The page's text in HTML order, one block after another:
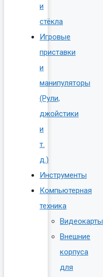
и
стёкла
Игровые
приставки
и
манипуляторы
(Рули,
джойстики
и
т.
д.)
Инструменты
Компьютерная
техника
Видеокарты
Внешние
корпуса
для